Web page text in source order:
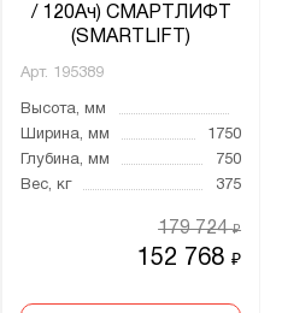
/ 120Ач) СМАРТЛИФТ
(SMARTLIFT)
Арт. 195389
Высота, мм
Ширина, мм
1750
Глубина, мм
750
Вес, кг
375
152 768₽
179 724₽